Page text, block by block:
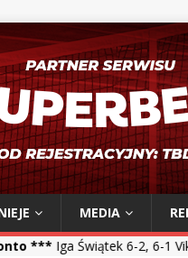
MEDIA
6-2, 6-1 Viktorija Golubic